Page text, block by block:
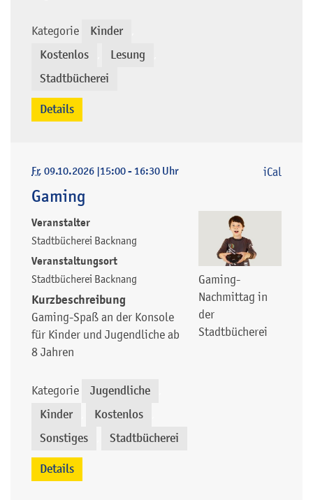
Kategorie Kinder
Kostenlos Lesung
Stadtbücherei
Details
Fr, 09.10.2026 |15:00 - 16:30 Uhr
Gaming
Gaming-
Nachmittag in
der
Stadtbücherei
Veranstalter
Stadtbücherei Backnang
Veranstaltungsort
Stadtbücherei Backnang
Kurzbeschreibung
Gaming-Spaß an der Konsole
für Kinder und Jugendliche ab
8 Jahren
Kategorie Jugendliche
Kinder Kostenlos
Sonstiges Stadtbücherei
iCal
Details